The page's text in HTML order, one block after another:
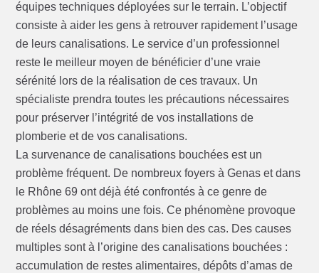
équipes techniques déployées sur le terrain. L’objectif
consiste à aider les gens à retrouver rapidement l’usage
de leurs canalisations. Le service d’un professionnel
reste le meilleur moyen de bénéficier d’une vraie
sérénité lors de la réalisation de ces travaux. Un
spécialiste prendra toutes les précautions nécessaires
pour préserver l’intégrité de vos installations de
plomberie et de vos canalisations.
La survenance de canalisations bouchées est un
problème fréquent. De nombreux foyers à Genas et dans
le Rhône 69 ont déjà été confrontés à ce genre de
problèmes au moins une fois. Ce phénomène provoque
de réels désagréments dans bien des cas. Des causes
multiples sont à l’origine des canalisations bouchées :
accumulation de restes alimentaires, dépôts d’amas de